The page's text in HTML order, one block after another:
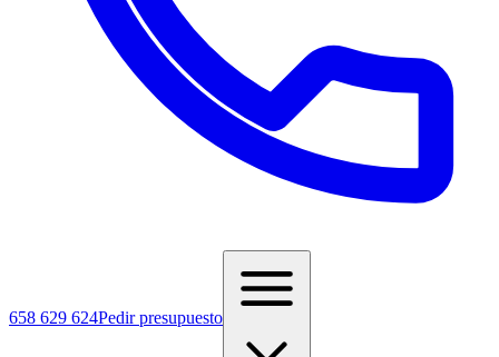
658 629 624Pedir presupuesto